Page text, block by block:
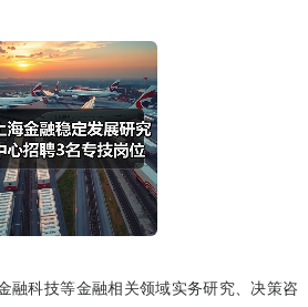
科技等金融相关领域实务研究、决策咨